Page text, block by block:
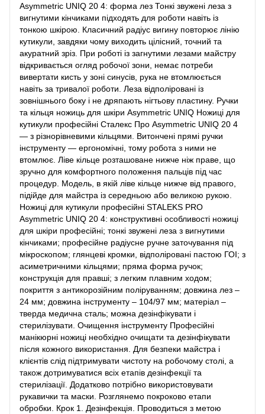
Asymmetric UNIQ 20 4: форма лез Тонкі звужені леза з
вигнутими кінчиками підходять для роботи навіть із
тонкою шкірою. Класичний радіус вигину повторює лінію
кутикули, завдяки чому виходить цілісний, точний та
акуратний зріз. При роботі із загнутими лезами майстру
відкривається огляд робочої зони, немає потреби
вивертати кисть у зоні синусів, рука не втомлюється
навіть за тривалої роботи. Леза відполіровані із
зовнішнього боку і не дряпають нігтьову пластину. Ручки
та кільця ножиць для шкіри Asymmetric UNIQ Ножиці для
кутикули професійні Сталекс Про Asymmetric UNIQ 20 4
— з різнорівневими кільцями. Витончені прямі ручки
інструменту — ергономічні, тому робота з ними не
втомлює. Ліве кільце розташоване нижче ніж праве, що
зручно для комфортного положення пальців під час
процедур. Модель, в якій ліве кільце нижче від правого,
підійде для майстра із середньою або великою рукою.
Ножиці для кутикули професійні STALEKS PRO
Asymmetric UNIQ 20 4: конструктивні особливості ножиці
для шкіри професійні; тонкі звужені леза з вигнутими
кінчиками; професійне радіусне ручне заточування під
мікроскопом; глянцеві кромки, відполіровані пастою ГОІ; з
асиметричними кільцями; пряма форма ручок;
конструкція для правші; з легким плавним ходом;
покриття з антикорозійним поліруванням; довжина лез –
24 мм; довжина інструменту – 104/97 мм; матеріал –
тверда медична сталь; можна дезінфікувати і
стерилізувати. Очищення інструменту Професійні
манікюрні ножиці необхідно очищати та дезінфікувати
після кожного використання. Для безпеки майстра і
клієнтів слід підтримувати чистоту на робочому столі, а
також дотримуватися всіх етапів дезінфекції та
стерилізації. Додатково потрібно використовувати
рукавички та маски. Розглянемо покроково етапи
обробки. Крок 1. Дезінфекція. Проводиться з метою